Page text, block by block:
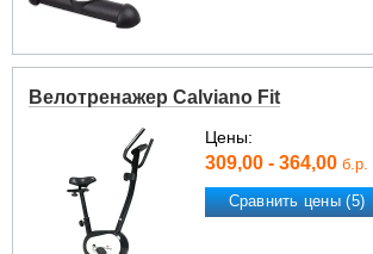
Велотренажер Calviano Fit
Цены:
309,00 - 364,00 б.р.
Сравнить цены (5)